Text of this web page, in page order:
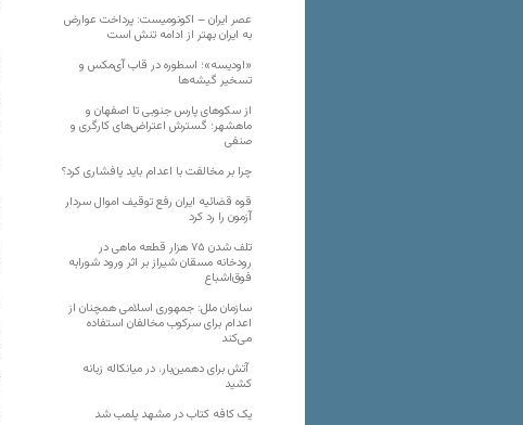
عصر ایران – اکونومیست: پرداخت عوارض
به ایران بهتر از ادامه تنش است
«اودیسه»؛ اسطوره در قاب آی‌مکس و
تسخیر گیشه‌ها
از سکوهای پارس جنوبی تا اصفهان و
ماهشهر؛ گسترش اعتراض‌های کارگری و
صنفی
چرا بر مخالفت با اعدام باید پافشاری کرد؟
قوه قضائیه ایران رفع توقیف اموال سردار
آزمون را رد کرد
تلف شدن ۷۵ هزار قطعه ماهی در
رودخانه مسقان شیراز بر اثر ورود شورابه
فوق‌اشباع
سازمان ملل: جمهوری اسلامی همچنان از
اعدام برای سرکوب مخالفان استفاده
می‌کند
آتش برای دهمین‌بار، در میانکاله زبانه
کشید
یک کافه کتاب در مشهد پلمب شد